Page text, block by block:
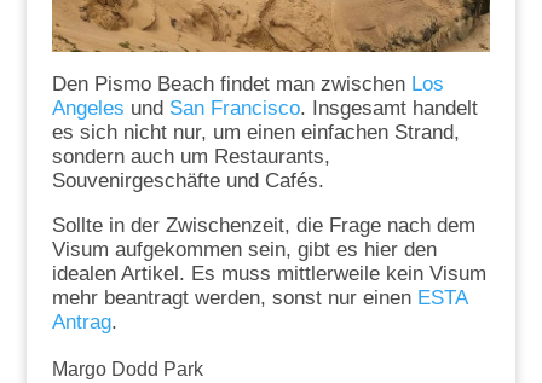
Den Pismo Beach findet man zwischenLos
Angeles und San Francisco. Insgesamt handelt
es sich nicht nur, um einen einfachen Strand,
sondern auch um Restaurants,
Souvenirgeschäfte und Cafés.
Sollte in der Zwischenzeit, die Frage nach dem
Visum aufgekommen sein, gibt es hier den
idealen Artikel. Es muss mittlerweile kein Visum
mehr beantragt werden, sonst nur einen ESTA
Antrag.
Margo Dodd Park